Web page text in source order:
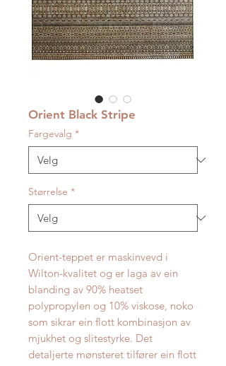
Orient Black Stripe
Fargevalg *
Størrelse *
Orient-teppet er maskinvevd i
Wilton-kvalitet og er laga av ein
blanding av 90% heatset
polypropylen og 10% viskose, noko
som sikrar ein flott kombinasjon av
mjukhet og slitestyrke. Det
detaljerte mønsteret tilfører ein flott